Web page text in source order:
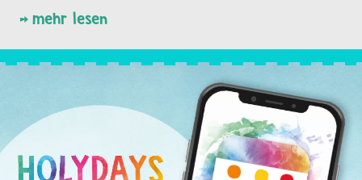
mehr lesen